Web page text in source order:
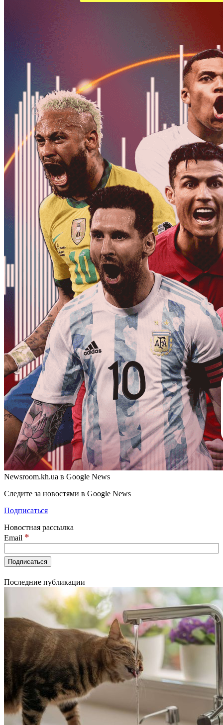
Newsroom.kh.ua в Google News
Следите за новостями в Google News
Подписаться
Новостная рассылка
Email *
Последние публикации